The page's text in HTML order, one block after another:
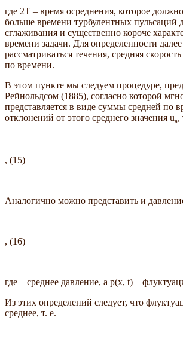
где 2T – время осреднения, которое
больше времени турбулентных пульсаций
сглаживания и существенно короче
времени задачи. Для определенности далее
рассматриваться течения, средняя
по времени.
В этом пункте мы следуем процедуре,
Рейнольдсом (1885), согласно которой
представляется в виде суммы средней по
отклонений от этого среднего значения ua,
, (15)
Аналогично можно представить и
, (16)
где – среднее давление, а p(x, t) –
Из этих определений следует, что
среднее, т. е.